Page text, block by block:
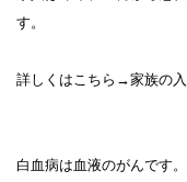
す。
詳しくはこちら→家族の
白血病は血液のがんです